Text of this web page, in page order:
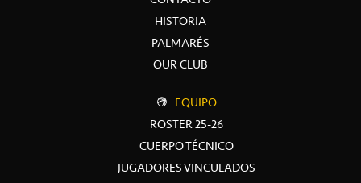
HISTORIA
PALMARÉS
OUR CLUB
EQUIPO
ROSTER 25-26
CUERPO TÉCNICO
JUGADORES VINCULADOS